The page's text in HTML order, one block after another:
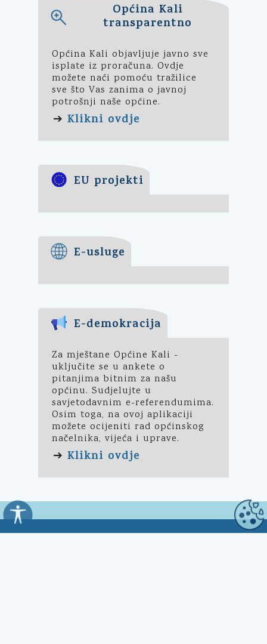
Općina Kali
transparentno
Općina Kali objavljuje javno sve
isplate iz proračuna. Ovdje
možete naći pomoću tražilice
sve što Vas zanima o javnoj
potrošnji naše općine.
➔ Klikni ovdje
EU projekti
E-usluge
E-demokracija
Za mještane Općine Kali -
uključite se u ankete o
pitanjima bitnim za našu
općinu. Sudjelujte u
savjetodavnim e-referendumima.
Osim toga, na ovoj aplikaciji
možete ocijeniti rad općinskog
načelnika, vijeća i uprave.
➔ Klikni ovdje